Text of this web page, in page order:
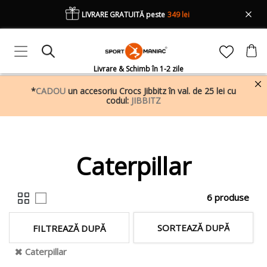
Livrare & Schimb în 1-2 zile
LIVRARE GRATUITĂ peste 349 lei
*CADOU un accesoriu Crocs Jibbitz în val. de 25 lei cu
codul: JIBBITZ
Caterpillar
6 produse
SORTEAZĂ DUPĂ
FILTREAZĂ DUPĂ
Caterpillar